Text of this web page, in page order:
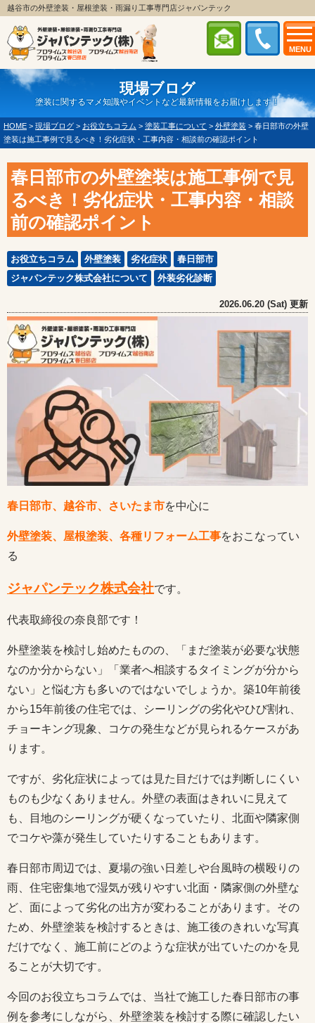
MENU
越谷市の外壁塗装・屋根塗装・雨漏り工事専門店ジャパンテック
現場ブログ
塗装に関するマメ知識やイベントなど最新情報をお届けします！
HOME > 現場ブログ > お役立ちコラム > 塗装工事について > 外壁塗装 > 春日部市の外壁
塗装は施工事例で見るべき！劣化症状・工事内容・相談前の確認ポイント
春日部市の外壁塗装は施工事例で見
るべき！劣化症状・工事内容・相談
前の確認ポイント
お役立ちコラム 外壁塗装 劣化症状
春日部市
ジャパンテック株式会社について
外装劣化診断
2026.06.20 (Sat) 更新
春日部市、越谷市、さいたま市を中心に
外壁塗装、屋根塗装、各種リフォーム工事をおこなってい
る
ジャパンテック株式会社です。
代表取締役の奈良部です！
外壁塗装を検討し始めたものの、「まだ塗装が必要な状態
なのか分からない」「業者へ相談するタイミングが分から
ない」と悩む方も多いのではないでしょうか。築10年前後
から15年前後の住宅では、シーリングの劣化やひび割れ、
チョーキング現象、コケの発生などが見られるケースがあ
ります。
ですが、劣化症状によっては見た目だけでは判断しにくい
ものも少なくありません。外壁の表面はきれいに見えて
も、目地のシーリングが硬くなっていたり、北面や隣家側
でコケや藻が発生していたりすることもあります。
春日部市周辺では、夏場の強い日差しや台風時の横殴りの
雨、住宅密集地で湿気が残りやすい北面・隣家側の外壁な
ど、面によって劣化の出方が変わることがあります。その
ため、外壁塗装を検討するときは、施工後のきれいな写真
だけでなく、施工前にどのような症状が出ていたのかを見
ることが大切です。
今回のお役立ちコラムでは、当社で施工した春日部市の事
例を参考にしながら、外壁塗装を検討する際に確認したい